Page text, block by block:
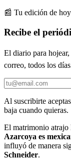
📰 Tu edición de hoy
Recibe el
El diario para
correo, todos los
Al suscribirte
baja cuando quieras.
El matrimonio atrajo
Azarcoya es
influyó de manera
Schneider.